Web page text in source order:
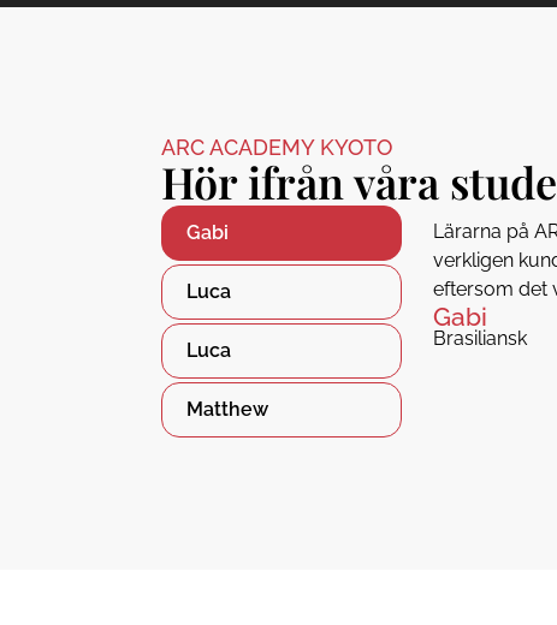
ARC ACADEMY KYOTO
Hör ifrån våra
Gabi
Luca
Luca
Matthew
Lärarna på
verkligen
eftersom det
Gabi
Brasiliansk